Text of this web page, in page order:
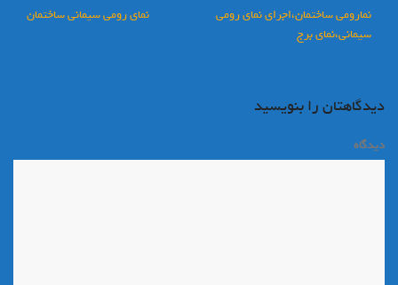
راهبری
نوشته
نمای رومی سیمانی ساختمان
نمارومي ساختمان،اجراي نماي رومي
سيماني،نماي برج
دیدگاهتان را بنویسید
دیدگاه